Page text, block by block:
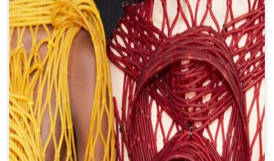
Un diseño de Santiago
Artemis representa a la moda
argentina en la previa a la
MET Gala 2023
Cine y diseño gráfico: 10
afiches históricos de películas